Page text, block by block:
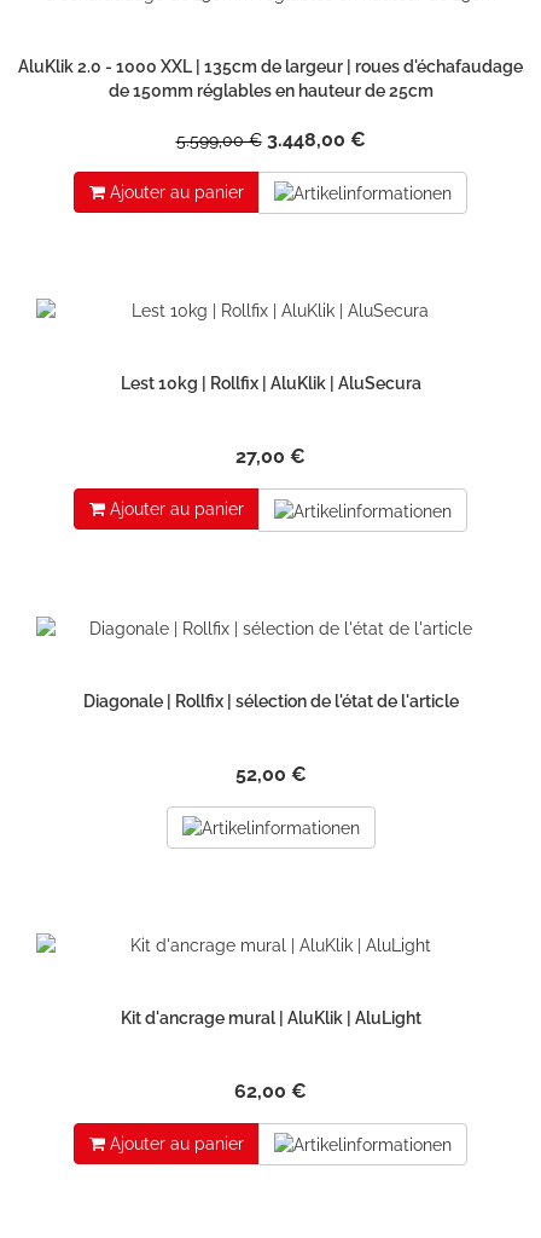
AluKlik 2.0 - 1000 XXL | 135cm de largeur | roues d'échafaudage
de 150mm réglables en hauteur de 25cm
5.599,00 € 3.448,00 €
Ajouter au panier
Lest 10kg | Rollfix | AluKlik | AluSecura
27,00 €
Ajouter au panier
Diagonale | Rollfix | sélection de l'état de l'article
52,00 €
Kit d'ancrage mural | AluKlik | AluLight
62,00 €
Ajouter au panier